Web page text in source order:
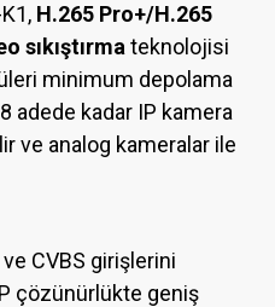
H.265 Pro+/H.265
sıkıştırma teknolojisi
minimum depolama
adede kadar IP kamera
ve analog kameralar ile
ve CVBS girişlerini
çözünürlükte geniş